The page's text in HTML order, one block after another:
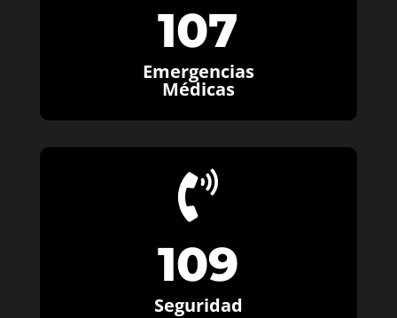
107
Emergencias
Médicas

109
Seguridad